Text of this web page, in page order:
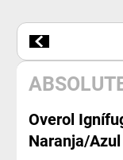
Overol
Naranja/Azul